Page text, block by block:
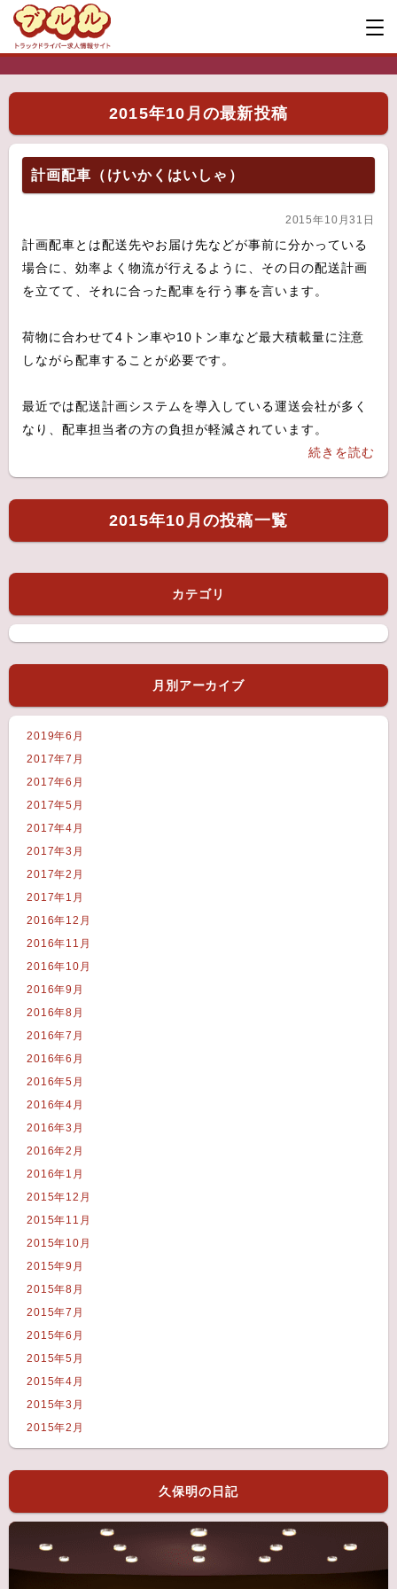
2015年10月の最新投稿
計画配車（けいかくはいしゃ）
2015年10月31日
計画配車とは配送先やお届け先などが事前に分かっている
場合に、効率よく物流が行えるように、その日の配送計画
を立てて、それに合った配車を行う事を言います。
荷物に合わせて4トン車や10トン車など最大積載量に注意
しながら配車することが必要です。
最近では配送計画システムを導入している運送会社が多く
なり、配車担当者の方の負担が軽減されています。
続きを読む
2015年10月の投稿一覧
カテゴリ
月別アーカイブ
2019年6月
2017年7月
2017年6月
2017年5月
2017年4月
2017年3月
2017年2月
2017年1月
2016年12月
2016年11月
2016年10月
2016年9月
2016年8月
2016年7月
2016年6月
2016年5月
2016年4月
2016年3月
2016年2月
2016年1月
2015年12月
2015年11月
2015年10月
2015年9月
2015年8月
2015年7月
2015年6月
2015年5月
2015年4月
2015年3月
2015年2月
久保明の日記